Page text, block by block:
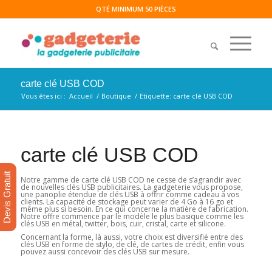
QTÉ MINIMUM 50 PIÈCES
carte clé USB COD
Vous êtes ici : Accueil / Boutique / Etiquette: carte clé USB COD
carte clé USB COD
Notre gamme de carte clé USB COD ne cesse de s’agrandir avec
de nouvelles clés USB publicitaires. La gadgeterie vous propose,
une panoplie étendue de clés USB à offrir comme cadeau à vos
clients. La capacité de stockage peut varier de 4 Go à 16 go et
même plus si besoin. En ce qui concerne la matière de fabrication.
Notre offre commence par le modèle le plus basique comme les
clés USB en métal, twitter, bois, cuir, cristal, carte et silicone.
Concernant la forme, là aussi, votre choix est diversifié entre des
clés USB en forme de stylo, de clé, de cartes de crédit, enfin vous
pouvez aussi concevoir des clés USB sur mesure.
Devis Gratuit